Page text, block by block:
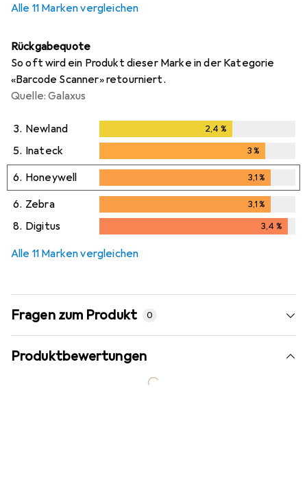
Alle 11 Marken vergleichen
Rückgabequote
So oft wird ein Produkt dieser Marke in der Kategorie
«Barcode Scanner» retourniert.
Quelle: Galaxus
3. Newland 2,4 %
5. Inateck 3%
6. Honeywell 3,1%
3,1%
6. Zebra 3,1%
3,1%
8. Digitus 3,4 %
Alle 11 Marken vergleichen
Fragen zum Produkt 0
Produktbewertungen